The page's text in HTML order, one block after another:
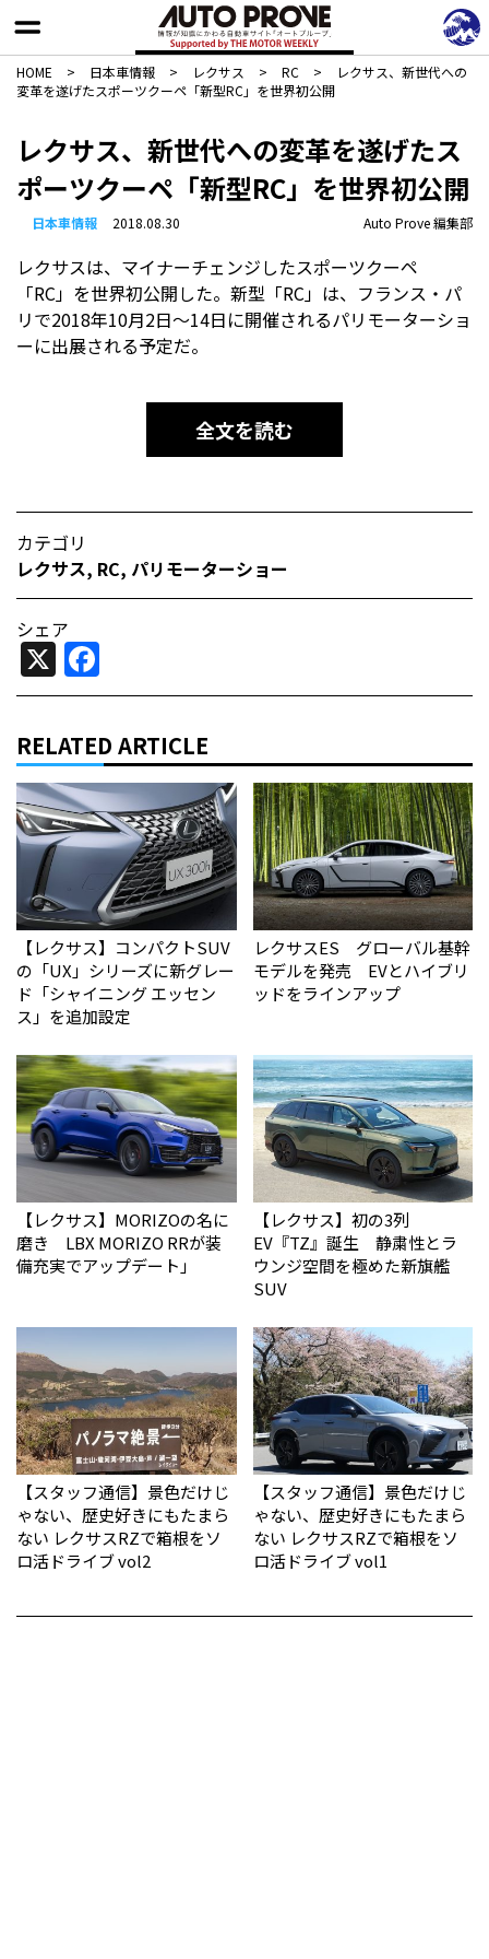
HOME > 日本車情報​ > レクサス > RC >
レクサス、新世代への
変革を遂げたスポーツクーペ「新型RC」を世界初公開
レクサス、新世代への変革を遂げたス
ポーツクーペ「新型RC」を世界初公開
日本車情報​ 2018.08.30 Auto Prove 編集部
レクサスは、マイナーチェンジしたスポーツクーペ
「RC」を世界初公開した。新型「RC」は、フランス・パ
リで2018年10月2日〜14日に開催されるパリモーターショ
ーに出展される予定だ。
全文を読む
カテゴリ
レクサス, RC, パリモーターショー
シェア
X
RELATED ARTICLE
【レクサス】コンパクトSUV
の「UX」シリーズに新グレー
ド「シャイニング エッセン
ス」を追加設定
レクサスES グローバル基幹
モデルを発売 EVとハイブリ
ッドをラインアップ
【レクサス】MORIZOの名に
磨き LBX MORIZO RRが装
備充実でアップデート」
【レクサス】初の3列
EV『TZ』誕生 静粛性とラ
ウンジ空間を極めた新旗艦
SUV
【スタッフ通信】景色だけじ
ゃない、歴史好きにもたまら
ない レクサスRZで箱根をソ
ロ活ドライブ vol2
【スタッフ通信】景色だけじ
ゃない、歴史好きにもたまら
ない レクサスRZで箱根をソ
ロ活ドライブ vol1